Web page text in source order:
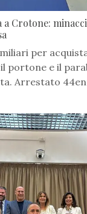
Crotone:
per
portone e il
Arrestato